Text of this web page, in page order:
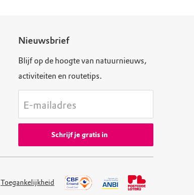
Nieuwsbrief
Blijf op de hoogte van natuurnieuws,
activiteiten en routetips.
E-mailadres
Schrijf je gratis in
Toegankelijkheid